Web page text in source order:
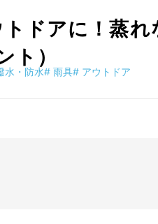
ドアに！蒸
ト）
水・防水# 雨具# アウトドア